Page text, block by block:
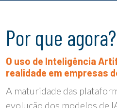
Por que agora?
O uso de Inteligência Artificial já é uma
realidade em empresas
A maturidade das
evolução dos modelos de